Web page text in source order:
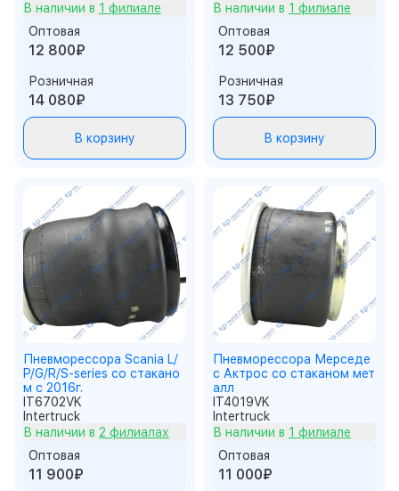
В наличии в 1 филиале
Оптовая
12 800₽
Розничная
14 080₽
В корзину
В наличии в 1 филиале
Оптовая
12 500₽
Розничная
13 750₽
В корзину
Пневморессора Scania L/
P/G/R/S-series со стакано
м с 2016г.
IT6702VK
Intertruck
В наличии в 2 филиалах
Оптовая
11 900₽
Пневморессора Мерседе
с Актрос со стаканом мет
алл
IT4019VK
Intertruck
В наличии в 1 филиале
Оптовая
11 000₽